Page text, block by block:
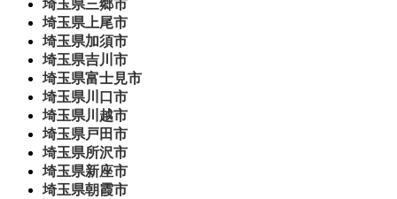
埼玉県三郷市
埼玉県上尾市
埼玉県加須市
埼玉県吉川市
埼玉県富士見市
埼玉県川口市
埼玉県川越市
埼玉県戸田市
埼玉県所沢市
埼玉県新座市
埼玉県朝霞市